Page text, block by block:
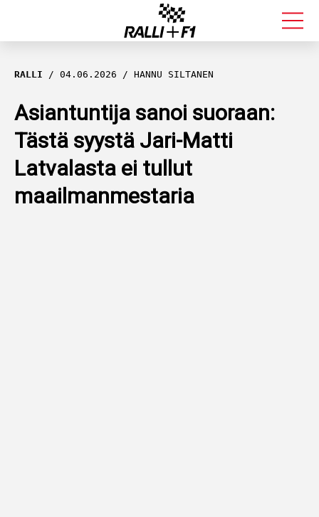
FORMULA 1
RALLI
KALLE ROVANPERÄ
VALTTERI BOTTAS
RALLI 04.06.2026 HANNU SILTANEN
Asiantuntija sanoi suoraan:
Tästä syystä Jari-Matti
Latvalasta ei tullut
maailmanmestaria